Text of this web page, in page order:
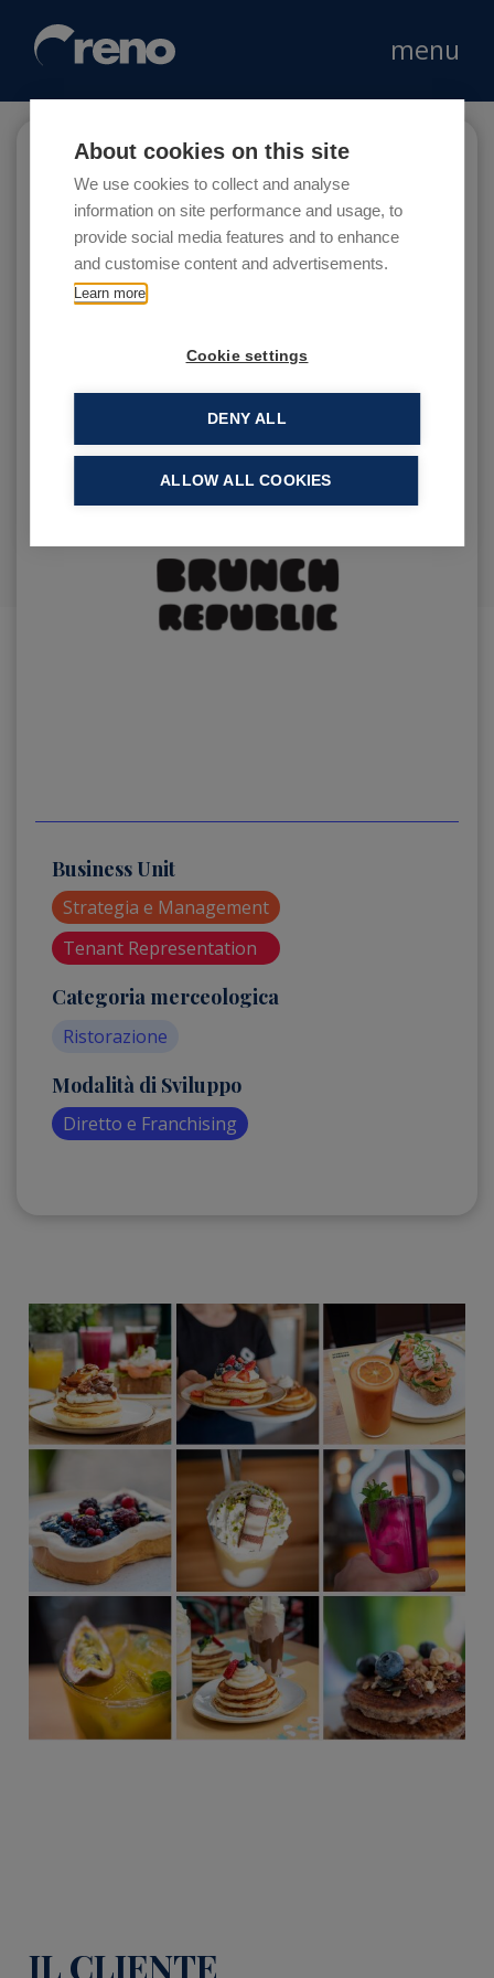
About cookies on this site
We use cookies to collect and analyse
information on site performance and usage, to
provide social media features and to enhance
and customise content and advertisements.
Learn more
Cookie settings
DENY ALL
ALLOW ALL COOKIES
menu
Brunch Republic
Brunch Republic nasce a fine 2016 quando il
farne il punto di forza.
Business Unit
Strategia e Management
Tenant Representation
Categoria merceologica
Ristorazione
Modalità di Sviluppo
Diretto e Franchising
IL CLIENTE